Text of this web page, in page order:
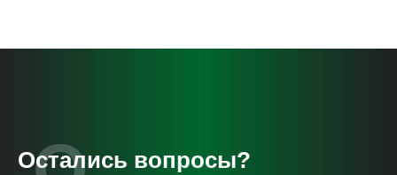
Остались вопросы?